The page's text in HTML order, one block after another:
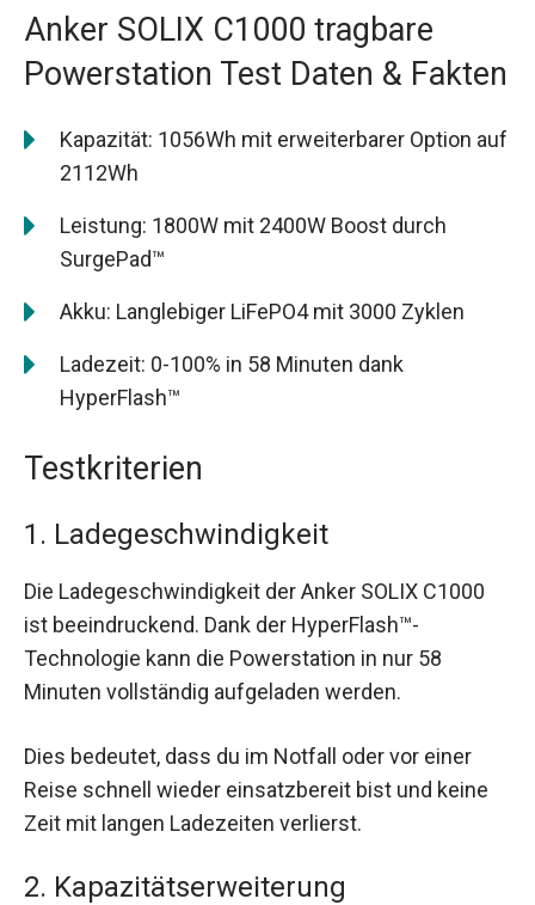
Anker SOLIX C1000 tragbare
Powerstation Test Daten & Fakten
Kapazität: 1056Wh mit erweiterbarer Option auf
2112Wh
Leistung: 1800W mit 2400W Boost durch
SurgePad™
Akku: Langlebiger LiFePO4 mit 3000 Zyklen
Ladezeit: 0-100% in 58 Minuten dank
HyperFlash™
Testkriterien
1. Ladegeschwindigkeit
Die Ladegeschwindigkeit der Anker SOLIX C1000
ist beeindruckend. Dank der HyperFlash™-
Technologie kann die Powerstation in nur 58
Minuten vollständig aufgeladen werden.
Dies bedeutet, dass du im Notfall oder vor einer
Reise schnell wieder einsatzbereit bist und keine
Zeit mit langen Ladezeiten verlierst.
2. Kapazitätserweiterung